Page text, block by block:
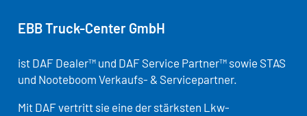
EBB Truck-Center GmbH
ist DAF Dealer™ und DAF Service Partner™ sowie STAS
und Nooteboom Verkaufs- & Servicepartner.
Mit DAF vertritt sie eine der stärksten Lkw-